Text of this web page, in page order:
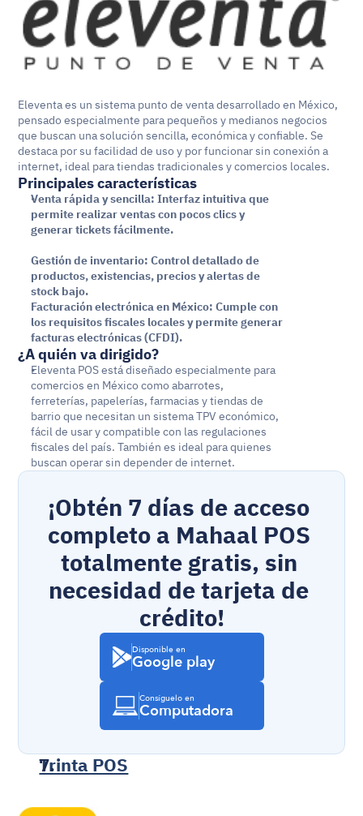
Eleventa es un sistema punto de venta desarrollado en México,
pensado especialmente para pequeños y medianos negocios
que buscan una solución sencilla, económica y confiable. Se
destaca por su facilidad de uso y por funcionar sin conexión a
internet, ideal para tiendas tradicionales y comercios locales.
Principales características
Venta rápida y sencilla: Interfaz intuitiva que
permite realizar ventas con pocos clics y
generar tickets fácilmente.
Gestión de inventario: Control detallado de
productos, existencias, precios y alertas de
stock bajo.
Facturación electrónica en México: Cumple con
los requisitos fiscales locales y permite generar
facturas electrónicas (CFDI).
¿A quién va dirigido?
Eleventa POS está diseñado especialmente para
comercios en México como abarrotes,
ferreterías, papelerías, farmacias y tiendas de
barrio que necesitan un sistema TPV económico,
fácil de usar y compatible con las regulaciones
fiscales del país. También es ideal para quienes
buscan operar sin depender de internet.
¡Obtén 7 días de acceso
completo a Mahaal POS
totalmente gratis, sin
necesidad de tarjeta de
crédito!
Disponible en
Google play
Consíguelo en
Computadora
Trinta POS